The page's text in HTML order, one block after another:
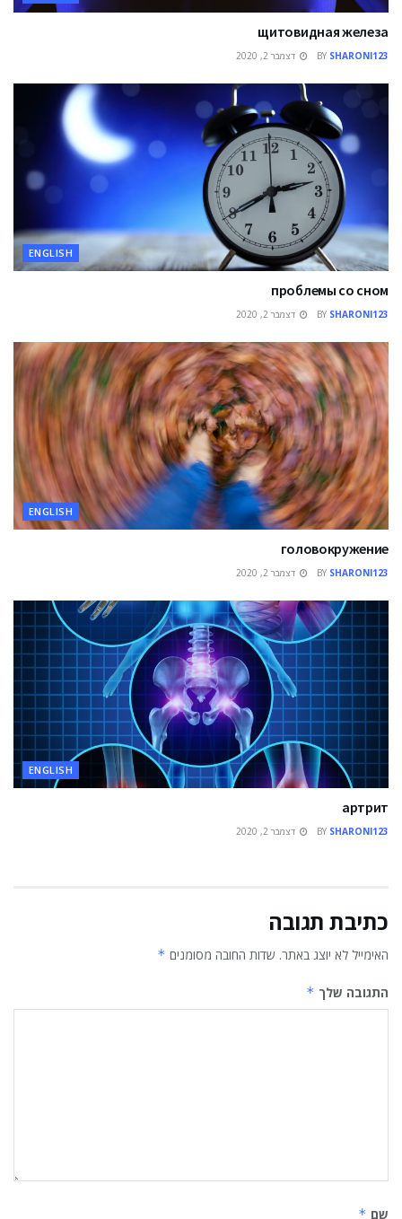
щитовидная железа
BY SHARONI123 דצמבר 2, 2020
ENGLISH
проблемы со сном
BY SHARONI123 דצמבר 2, 2020
ENGLISH
головокружение
BY SHARONI123 דצמבר 2, 2020
ENGLISH
артрит
BY SHARONI123 דצמבר 2, 2020
כתיבת תגובה
האימייל לא יוצג באתר. שדות החובה מסומנים *
התגובה שלך *
שם *